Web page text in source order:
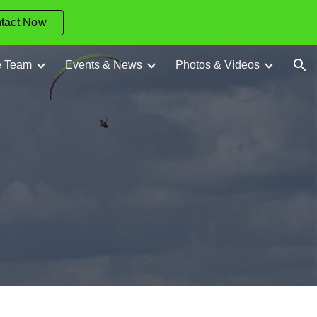
Now
Team Events & News Photos & Videos